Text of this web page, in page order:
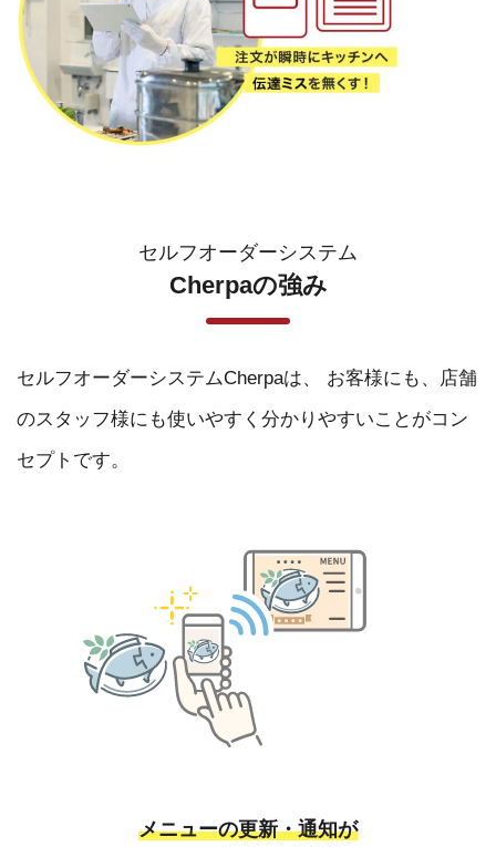
セルフオーダーシステム
Cherpaの強み
セルフオーダーシステムCherpaは、
お客様にも、店舗
のスタッフ様にも使いやすく分かりやすいことがコン
セプトです。
メニューの更新・通知が